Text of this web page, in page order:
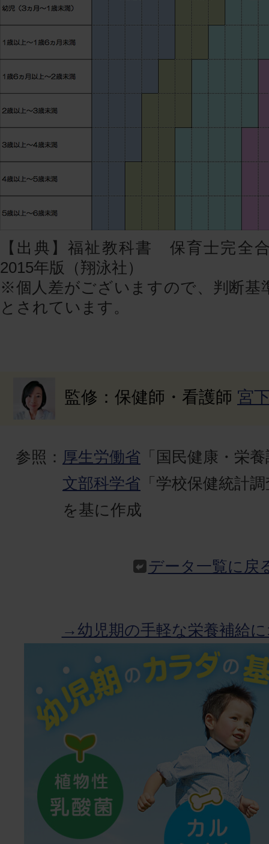
【出典】福祉教科書 保育士完
2015年版（翔泳社）
※個人差がございますので、判断基
とされています。
監修：保健師・看護師 宮
参照： 厚生労働省 「国民健康・栄
文部科学省 「学校保健統計
を基に作成
データ一覧に戻
→幼児期の手軽な栄養補給